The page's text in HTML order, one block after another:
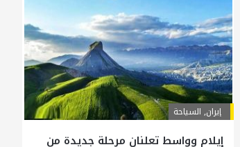
إيران, السياحة
إيلام وواسط تعلنان مرحلة جديدة من